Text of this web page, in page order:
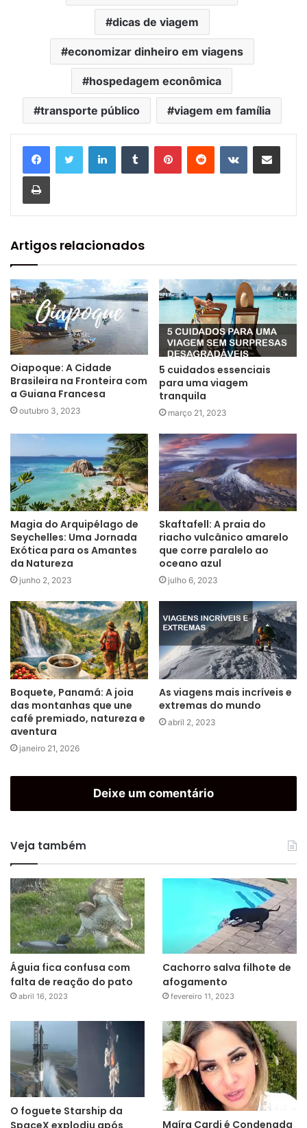
dicas de viagem
economizar dinheiro em viagens
hospedagem econômica
transporte público viagem em família
Artigos relacionados
Oiapoque: A Cidade
Brasileira na Fronteira com
a Guiana Francesa
outubro 3, 2023
5 cuidados essenciais
para uma viagem
tranquila
março 21, 2023
Magia do Arquipélago de
Seychelles: Uma Jornada
Exótica para os Amantes
da Natureza
junho 2, 2023
Skaftafell: A praia do
riacho vulcânico amarelo
que corre paralelo ao
oceano azul
julho 6, 2023
Boquete, Panamá: A joia
das montanhas que une
café premiado, natureza e
aventura
janeiro 21, 2026
As viagens mais incríveis e
extremas do mundo
abril 2, 2023
Deixe um comentário
Veja também
Águia fica confusa com
falta de reação do pato
abril 16, 2023
Cachorro salva filhote de
afogamento
fevereiro 11, 2023
O foguete Starship da
Maíra Cardi é Condenada